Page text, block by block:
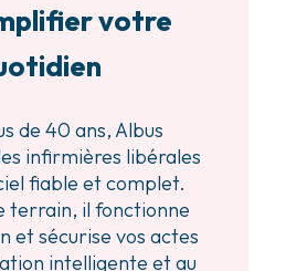
votre
de 40 ans, Albus
infirmières libérales
fiable et complet.
terrain, il fonctionne
et sécurise vos actes
intelligente et au